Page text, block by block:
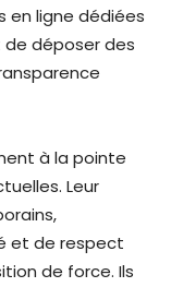
en ligne dédiées
déposer des
à la pointe
Leur
et de respect
de force. Ils